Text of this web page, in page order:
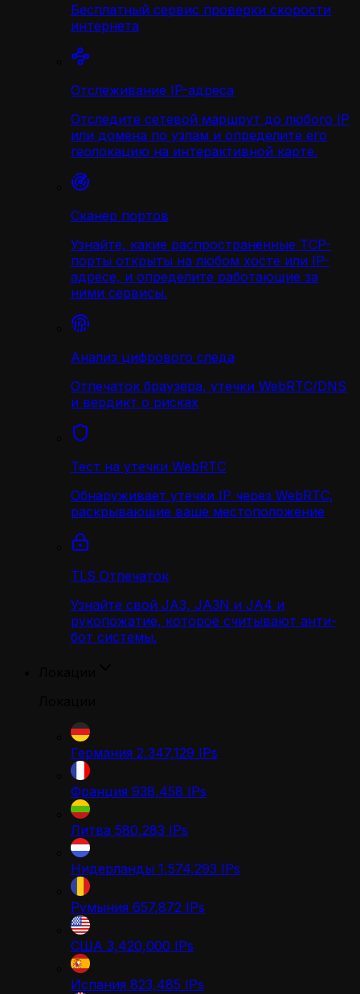
Бесплатный сервис проверки скорости
интернета
Отслеживание IP-адреса
Отследите сетевой маршрут до любого IP
или домена по узлам и определите его
геолокацию на интерактивной карте.
Сканер портов
Узнайте, какие распространённые TCP-
порты открыты на любом хосте или IP-
адресе, и определите работающие за
ними сервисы.
Анализ цифрового следа
Отпечаток браузера, утечки WebRTC/DNS
и вердикт о рисках
Тест на утечки WebRTC
Обнаруживает утечки IP через WebRTC,
раскрывающие ваше местоположение
TLS Отпечаток
Узнайте свой JA3, JA3N и JA4 и
рукопожатие, которое считывают анти-
бот системы.
Германия 2,347,129 IPs
Франция 938,458 IPs
Литва 580,283 IPs
Нидерланды 1,574,293 IPs
Румыния 657,872 IPs
США 3,420,000 IPs
Испания 823,485 IPs